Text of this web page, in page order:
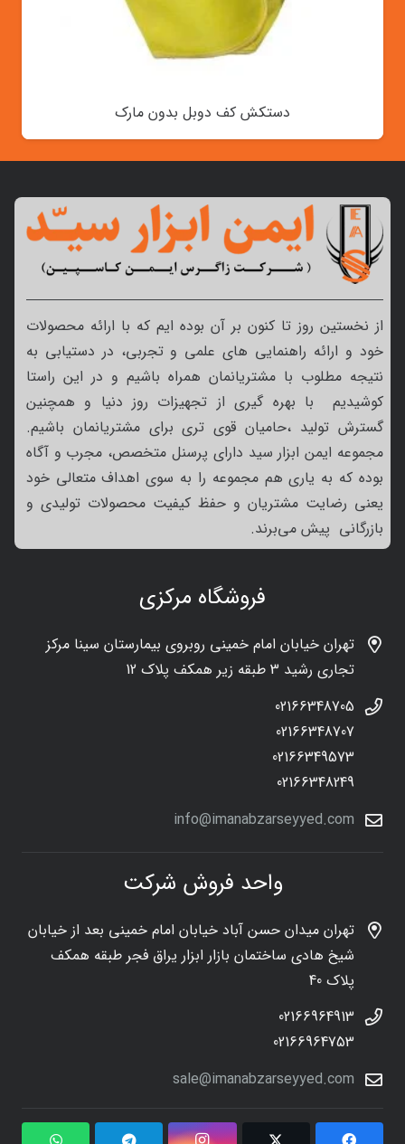
دستکش کف دوبل بدون مارک
فروشگاه مرکزی
تهران خیابان امام خمینی روبروی بیمارستان سینا مرکز
تجاری رشید 3 طبقه زیر همکف پلاک 12
02166348705
02166348707
02166349573
02166348249
info@imanabzarseyyed.com
واحد فروش شرکت
تهران میدان حسن آباد خیابان امام خمینی بعد از خیابان
شیخ هادی ساختمان بازار ابزار یراق فجر طبقه همکف
پلاک 40
02166964913
02166964753
sale@imanabzarseyyed.com
از نخستین روز تا کنون بر آن بوده ایم که با ارائه محصولات
خود و ارائه راهنمایی های علمی و تجربی، در دستیابی به
نتیجه مطلوب با مشتریانمان همراه باشیم و در این راستا
کوشیدیم با بهره گیری از تجهیزات روز دنیا و همچنین
گسترش تولید ،حامیان قوی تری برای مشتریانمان باشیم.
مجموعه ایمن ابزار سید دارای پرسنل متخصص، مجرب و آگاه
بوده که به یاری هم مجموعه را به سوی اهداف متعالی خود
یعنی رضایت مشتریان و حفظ کیفیت محصولات تولیدی و
بازرگانی پیش می‌برند.